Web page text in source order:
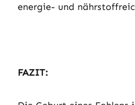
energie- und
FAZIT: